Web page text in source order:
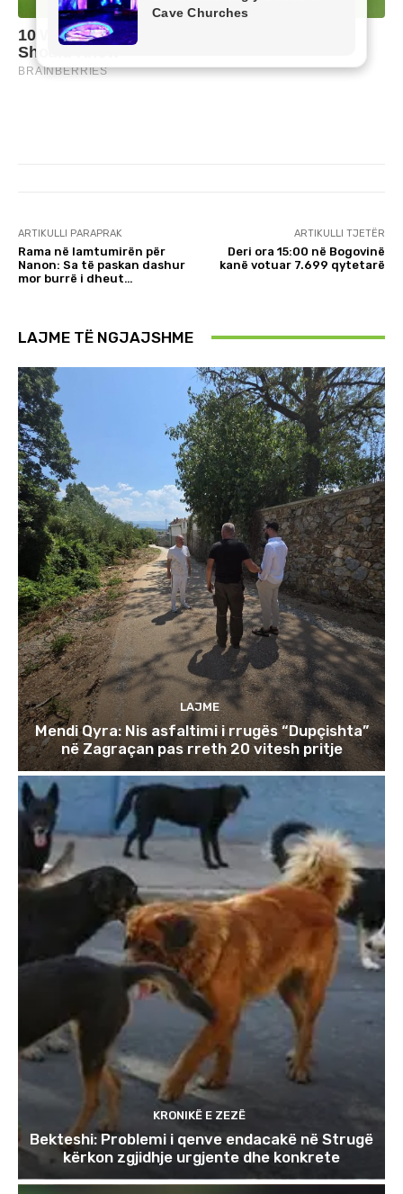
ARTIKULLI PARAPRAK
Rama në lamtumirën për
Nanon: Sa të paskan dashur
mor burrë i dheut…
ARTIKULLI TJETËR
Deri ora 15:00 në Bogovinë
kanë votuar 7.699 qytetarë
LAJME TË NGJAJSHME
LAJME
Mendi Qyra: Nis asfaltimi i rrugës “Dupçishta”
në Zagraçan pas rreth 20 vitesh pritje
KRONIKË E ZEZË
Bekteshi: Problemi i qenve endacakë në Strugë
kërkon zgjidhje urgjente dhe konkrete